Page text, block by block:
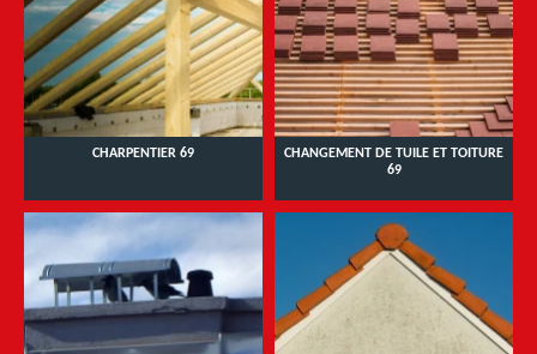
CHARPENTIER 69
CHANGEMENT DE TUILE ET TOITURE
69